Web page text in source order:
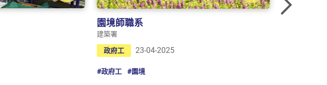
園境師職系
建築署
政府工
23-04-2025
#政府工 #園境